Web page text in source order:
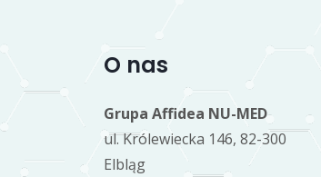
O nas
Grupa Affidea NU-MED
ul. Królewiecka 146, 82-300
Elbląg